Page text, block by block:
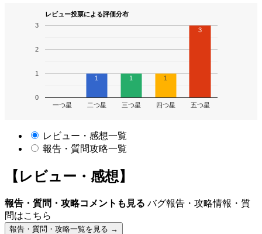
レビュー投票による評価分布
一つ星 二つ星 三つ星 四つ星 五つ星
0
1
2
3
1 1 1
3
レビュー・感想一覧
報告・質問攻略一覧
【レビュー・感想】
報告・質問・攻略コメントも見る バグ報告・攻略情報・質
問はこちら
報告・質問・攻略一覧を見る →